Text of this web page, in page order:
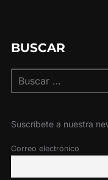
BUSCAR
Suscríbete a nuestra
Correo electrónico